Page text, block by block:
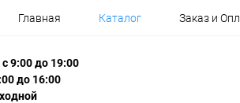
Главная Каталог Заказ и
9:00 до 19:00
до 16:00